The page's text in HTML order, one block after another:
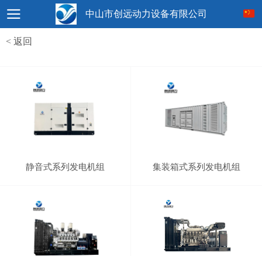
中山市创远动力设备有限公司
< 返回
静音式系列发电机组 集装箱式系列发电机组